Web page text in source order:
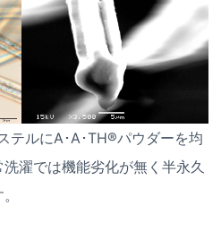
テルにA･A･TH®パウダーを均
濯では機能劣化が無く半永久